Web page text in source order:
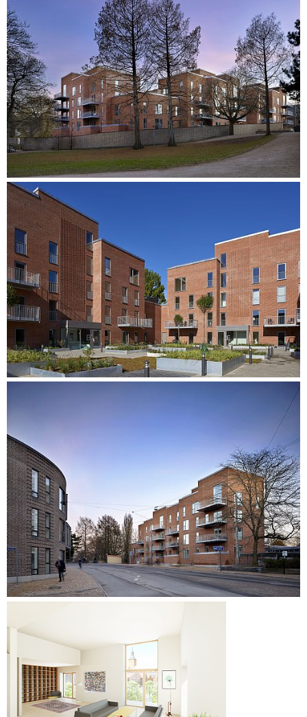
Bebyggelsen tager hensyn til den unikke lokalitet ved at
skabe en rød tråd imellem det nye og det historiske miljø, og
opføres i røde tegl, som også er det dominerende
facademateriale i de omkringliggende bebyggelser.